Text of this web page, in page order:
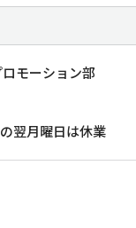
モーション部
翌月曜日は休業